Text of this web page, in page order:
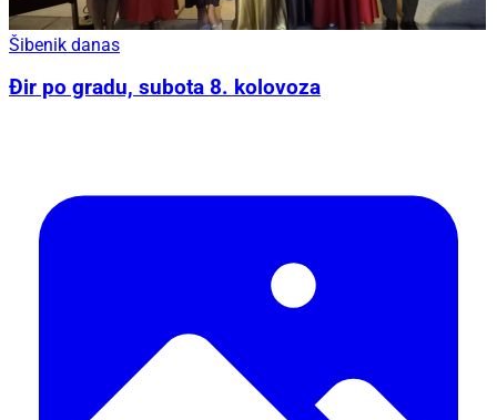
Šibenik danas
Đir po gradu, subota 8. kolovoza